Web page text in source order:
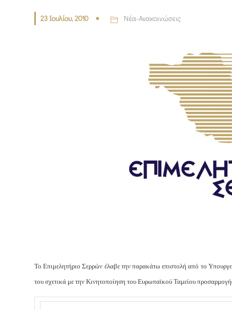
23 Ιουλίου, 2010 Νέα-Ανακοινώσεις
Το Επιμελητήριο Σερρών έλαβε την παρακάτω επιστολή από το
του σχετικά με την Κινητοποίηση του Ευρωπαϊκού Ταμείου